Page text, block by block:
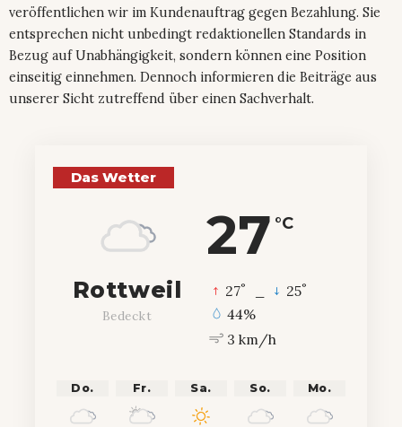
veröffentlichen wir im Kundenauftrag gegen Bezahlung. Sie
entsprechen nicht unbedingt redaktionellen Standards in
Bezug auf Unabhängigkeit, sondern können eine Position
einseitig einnehmen. Dennoch informieren die Beiträge aus
unserer Sicht zutreffend über einen Sachverhalt.
Das Wetter
27 °C
Rottweil
Bedeckt
27° 25°
44%
3 km/h
Do. Fr. Sa. So. Mo.